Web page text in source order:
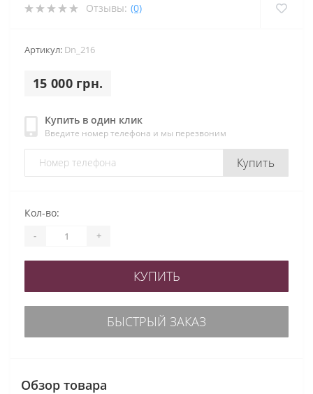
Отзывы: (0)
Артикул: Dn_216
15 000 грн.
Купить в один клик
Введите номер телефона и мы перезвоним
Купить
Кол-во:
- +
КУПИТЬ
БЫСТРЫЙ ЗАКАЗ
Обзор товара